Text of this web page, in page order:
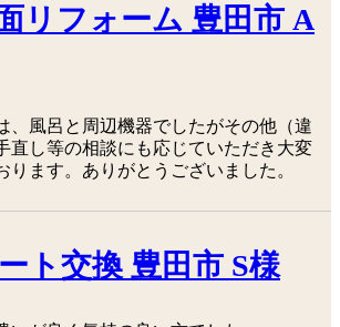
リフォーム 豊田市 A
、風呂と周辺機器でしたがその他（違
直し等の相談にも応じていただき大変
ります。ありがとうございました。
ト交換 豊田市 S様